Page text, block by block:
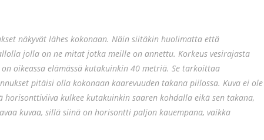
näkyvät lähes kokonaan. Näin siitäkin huolimatta että
jolla on ne mitat jotka meille on annettu. Korkeus vesirajasta
oikeassa elämässä kutakuinkin 40 metriä. Se tarkoittaa
pitäisi olla kokonaan kaarevuuden takana piilossa. Kuva ei ole
kulkee kutakuinkin saaren kohdalla eikä sen takana,
kuvaa, sillä siinä on horisontti paljon kauempana, vaikka